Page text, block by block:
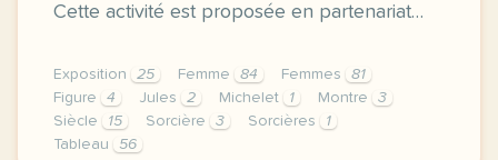
Cette activité est proposée en partenariat…
Exposition 25 Femme 84 Femmes
81
Figure
4 Jules 2 Michelet 1 Montre
3
Siècle
15 Sorcière 3 Sorcières
1
Tableau
56